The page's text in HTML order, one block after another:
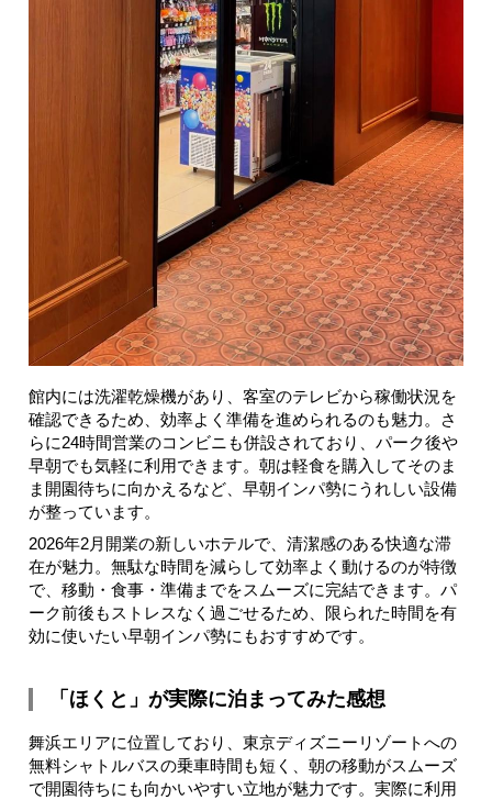
館内には洗濯乾燥機があり、客室のテレビから稼働状況を
確認できるため、効率よく準備を進められるのも魅力。さ
らに24時間営業のコンビニも併設されており、パーク後や
早朝でも気軽に利用できます。朝は軽食を購入してそのま
ま開園待ちに向かえるなど、早朝インパ勢にうれしい設備
が整っています。
2026年2月開業の新しいホテルで、清潔感のある快適な滞
在が魅力。無駄な時間を減らして効率よく動けるのが特徴
で、移動・食事・準備までをスムーズに完結できます。パ
ーク前後もストレスなく過ごせるため、限られた時間を有
効に使いたい早朝インパ勢にもおすすめです。
「ほくと」が実際に泊まってみた感想
舞浜エリアに位置しており、東京ディズニーリゾートへの
無料シャトルバスの乗車時間も短く、朝の移動がスムーズ
で開園待ちにも向かいやすい立地が魅力です。実際に利用